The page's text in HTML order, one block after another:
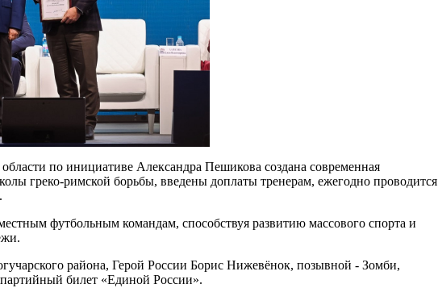
по инициативе Александра Пешикова создана современная
греко-римской борьбы, введены доплаты тренерам, ежегодно проводится
футбольным командам, способствуя развитию массового спорта и
района, Герой России Борис Нижевёнок, позывной - Зомби,
билет «Единой России».